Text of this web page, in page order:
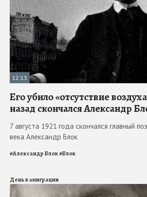
12:13
Его убило «отсутствие
назад скончался Александр
7 августа 1921 года скончался главный
века Александр Блок
#Александр Блок#Блок
День в эмиграции